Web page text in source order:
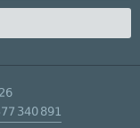
340 891